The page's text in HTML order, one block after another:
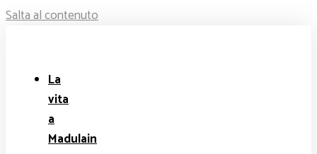
Salta al contenuto
La
vita
a
Madulain